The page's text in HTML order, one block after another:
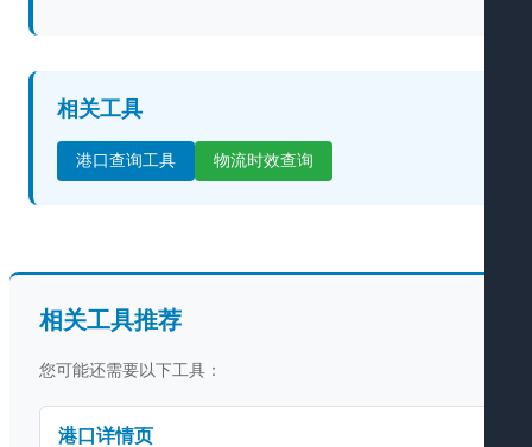
相关工具
港口查询工具 物流时效查询
相关工具推荐
您可能还需要以下工具：
港口详情页